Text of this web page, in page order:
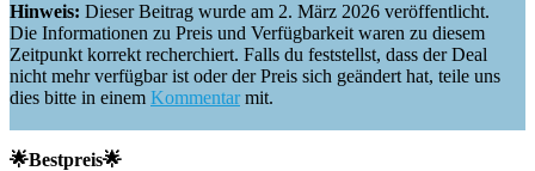
Hinweis: Dieser Beitrag wurde am 2. März 2026 veröffentlicht.
Die Informationen zu Preis und Verfügbarkeit waren zu diesem
Zeitpunkt korrekt recherchiert. Falls du feststellst, dass der Deal
nicht mehr verfügbar ist oder der Preis sich geändert hat, teile uns
dies bitte in einem Kommentarmit.
🌟Bestpreis🌟